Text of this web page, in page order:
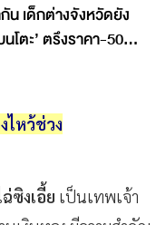
กัน เด็กต่างจังหวัดยัง
โตะ’ ตรึงราคา-50
ไหว้ช่วง
ซิงเอี้ย เป็นเทพเจ้า